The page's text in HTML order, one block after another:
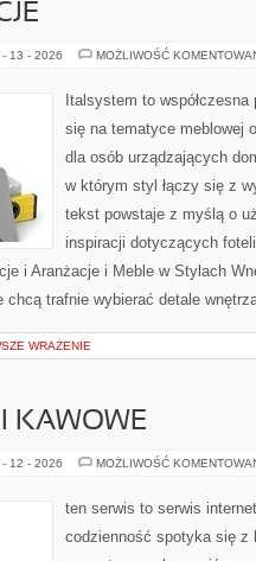
- 13 - 2026 MOŻLIWOŚĆ
Italsystem to
się na tematyce meblowej
dla osób urządzających
w którym styl łączy się z
tekst powstaje z myślą o
inspiracji dotyczących
i Aranżacje i Meble w Stylach
chcą trafnie wybierać detale
WRAŻENIE
KAWOWE
- 12 - 2026 MOŻLIWOŚĆ
ten serwis to serwis
codzienność spotyka się z